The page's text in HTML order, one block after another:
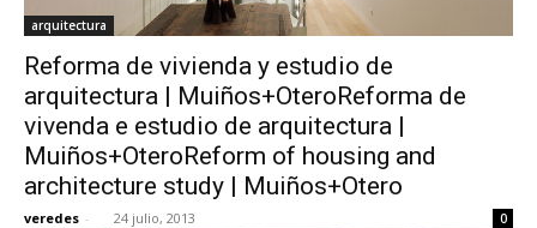
arquitectura
Reforma de vivienda y estudio de
arquitectura | Muiños+OteroReforma de
vivenda e estudio de arquitectura |
Muiños+OteroReform of housing and
architecture study | Muiños+Otero
veredes - 24 julio, 2013 0